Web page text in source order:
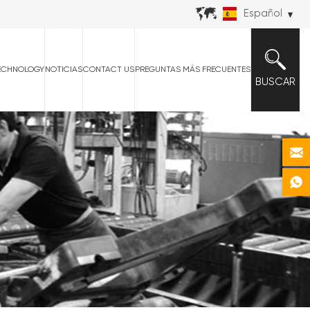
Español
BUSCAR
NOTICIASCONTACT US PREGUNTAS MÁS FRECUENTES